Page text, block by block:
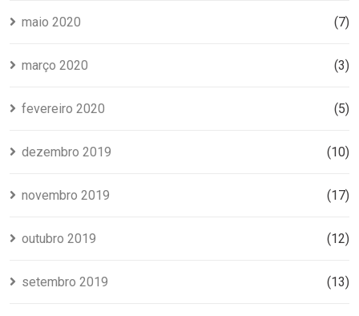
maio 2020 (7)
março 2020 (3)
fevereiro 2020 (5)
dezembro 2019 (10)
novembro 2019 (17)
outubro 2019 (12)
setembro 2019 (13)